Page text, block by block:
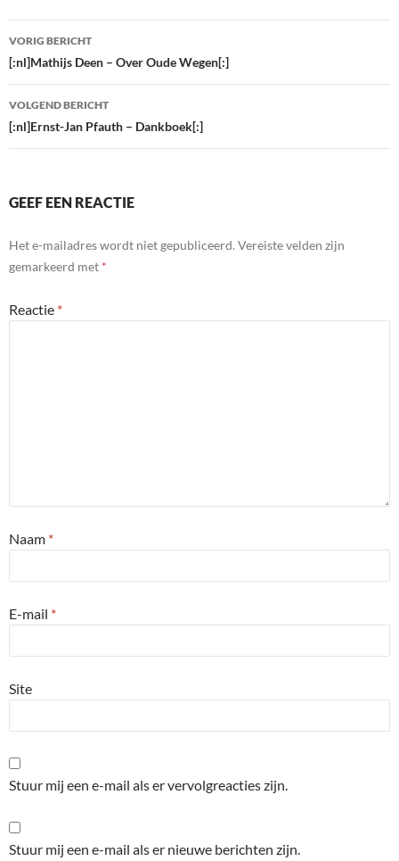
Bericht
navigatie
VORIG BERICHT
[:nl]Mathijs Deen – Over Oude Wegen[:]
VOLGEND BERICHT
[:nl]Ernst-Jan Pfauth – Dankboek[:]
GEEF EEN REACTIE
Het e-mailadres wordt niet gepubliceerd. Vereiste velden zijn
gemarkeerd met *
Reactie *
Naam *
E-mail *
Site
Stuur mij een e-mail als er vervolgreacties zijn.
Stuur mij een e-mail als er nieuwe berichten zijn.